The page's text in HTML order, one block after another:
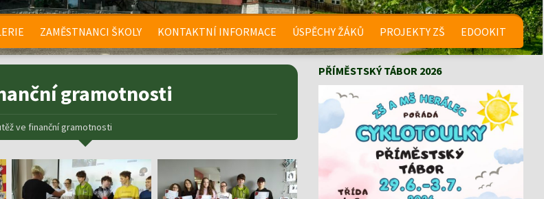
ZAMĚSTNANCI ŠKOLY KONTAKTNÍ INFORMACE ÚSPĚCHY ŽÁKŮ PROJEKTY ZŠ EDOOKIT
gramotnosti
ve finanční gramotnosti
PŘÍMĚSTSKÝ TÁBOR 2026